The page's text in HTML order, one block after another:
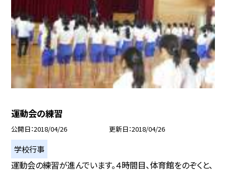
運動会の練習
公開日 2018/04/26 更新日 2018/04/26
学校行事
運動会の練習が進んでいます。４時間目、体育館をのぞくと、